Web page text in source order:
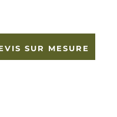
SUR MESURE